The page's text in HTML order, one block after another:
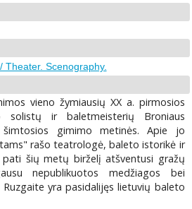
Theater. Scenography.
vieno žymiausių XX a. pirmosios
solistų ir baletmeisterių Broniaus
šimtosios gimimo metinės. Apie jo
rašo teatrologė, baleto istorikė ir
pati šių metų birželį atšventusi gražų
nepublikuotos medžiagos bei
yra pasidalijęs lietuvių baleto